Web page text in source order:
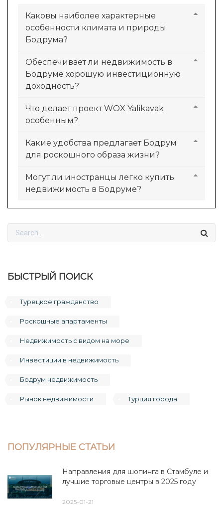
Каковы наиболее характерные
особенности климата и природы
Бодрума?
Обеспечивает ли недвижимость в
Бодруме хорошую инвестиционную
доходность?
Что делает проект WOX Yalikavak
особенным?
Какие удобства предлагает Бодрум
для роскошного образа жизни?
Могут ли иностранцы легко купить
недвижимость в Бодруме?
БЫСТРЫЙ ПОИСК
Турецкое гражданство
Роскошные апартаменты
Недвижимость с видом на море
Инвестиции в недвижимость
Бодрум недвижимость
Рынок недвижимости Турция города
ПОПУЛЯРНЫЕ СТАТЬИ
Направления для шопинга в Стамбуле и
лучшие торговые центры в 2025 году
2025-01-21